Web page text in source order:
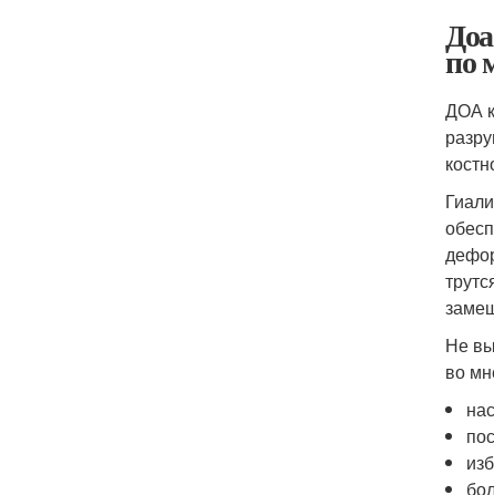
по
ДОА
Не
во